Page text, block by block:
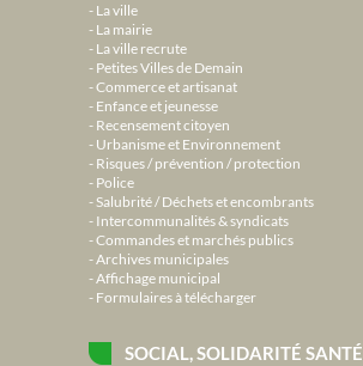
La ville
La mairie
La ville recrute
Petites Villes de Demain
Commerce et artisanat
Enfance et jeunesse
Recensement citoyen
Urbanisme et Environnement
Risques / prévention / protection
Police
Salubrité / Déchets et encombrants
Intercommunalités & syndicats
Commandes et marchés publics
Archives municipales
Affichage municipal
Formulaires à télécharger
SOCIAL, SOLIDARITÉ SANTÉ